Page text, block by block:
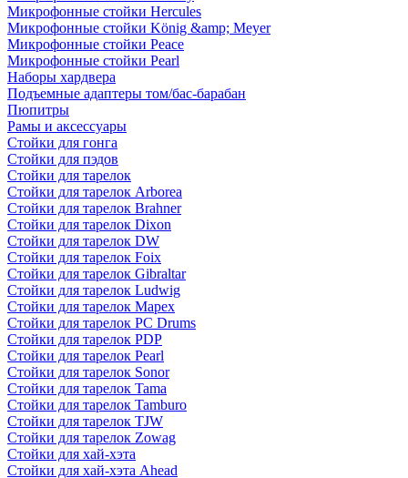
Микрофонные стойки Hercules
Микрофонные стойки König &amp; Meyer
Микрофонные стойки Peace
Микрофонные стойки Pearl
Наборы хардвера
Подъемные адаптеры том/бас-барабан
Пюпитры
Рамы и аксессуары
Стойки для гонга
Стойки для пэдов
Стойки для тарелок
Стойки для тарелок Arborea
Стойки для тарелок Brahner
Стойки для тарелок Dixon
Стойки для тарелок DW
Стойки для тарелок Foix
Стойки для тарелок Gibraltar
Стойки для тарелок Ludwig
Стойки для тарелок Mapex
Стойки для тарелок PC Drums
Стойки для тарелок PDP
Стойки для тарелок Pearl
Стойки для тарелок Sonor
Стойки для тарелок Tama
Стойки для тарелок Tamburo
Стойки для тарелок TJW
Стойки для тарелок Zowag
Стойки для хай-хэта
Стойки для хай-хэта Ahead